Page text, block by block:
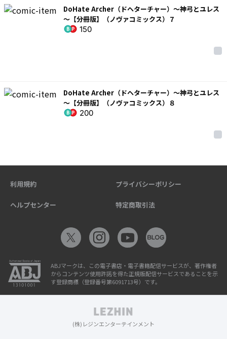
DoHate Archer（ドヘターチャー）～神弓とユレス
～【分冊版】（ノヴァコミックス）７
150
DoHate Archer（ドヘターチャー）～神弓とユレス
～【分冊版】（ノヴァコミックス）８
200
利用規約 プライバシーポリシー
ヘルプセンター 特定商取引法
ABJマークは、この電子書店・電子書籍配信サービスが、著作権者
からコンテンツ使用許諾を得た正規版配信サービスであることを示
す登録商標（登録番号第6091713号）です。
(株)レジンエンターテインメント